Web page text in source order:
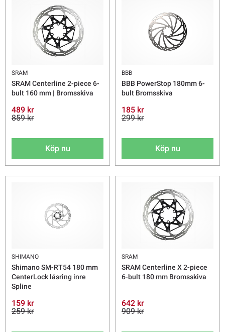
SRAM
SRAM Centerline 2-piece 6-
bult 160 mm | Bromsskiva
489 kr
859 kr
Köp nu
BBB
BBB PowerStop 180mm 6-
bult Bromsskiva
185 kr
299 kr
Köp nu
SHIMANO
Shimano SM-RT54 180 mm
CenterLock låsring inre
Spline
159 kr
259 kr
SRAM
SRAM Centerline X 2-piece
6-bult 180 mm Bromsskiva
642 kr
909 kr